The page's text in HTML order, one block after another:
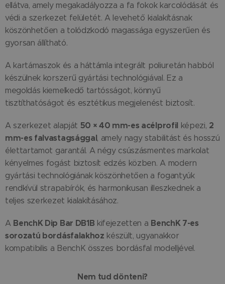
ellátva, amely megakadályozza a fa fokok karcolódását és
védi a szerkezet felületét. A levehető kialakításnak
köszönhetően a tolódzkodó magassága egyszerűen és
gyorsan állítható.
A kartámaszok és a háttámla integrált poliuretán habból
készülnek korszerű gyártási technológiával. Ez a
megoldás kiemelkedő tartósságot, könnyű
tisztíthatóságot és esztétikus megjelenést biztosít.
A szerkezet alapját 50 × 40 mm-es acélprofil képezi, 2
mm-es falvastagsággal, amely nagy stabilitást és hosszú
élettartamot garantál. A négy csúszásmentes markolat
kényelmes fogást biztosít edzés közben. A modern
gyártási technológiának köszönhetően a fogantyúk
rendkívül strapabírók, és harmonikusan illeszkednek a
teljes szerkezet kialakításához.
A BenchK Dip Bar DB1B kifejezetten a BenchK 7-es
sorozatú bordásfalakhoz készült, ugyanakkor
kompatibilis a BenchK összes bordásfal modelljével.
Nem tud dönteni?